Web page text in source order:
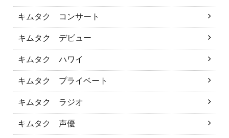
キムタク コンサート
キムタク デビュー
キムタク ハワイ
キムタク プライベート
キムタク ラジオ
キムタク 声優